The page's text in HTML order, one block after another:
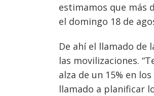
estimamos que más
el domingo 18 de
De ahí el llamado de
las movilizaciones.
alza de un 15% en
llamado a planificar
Navegación